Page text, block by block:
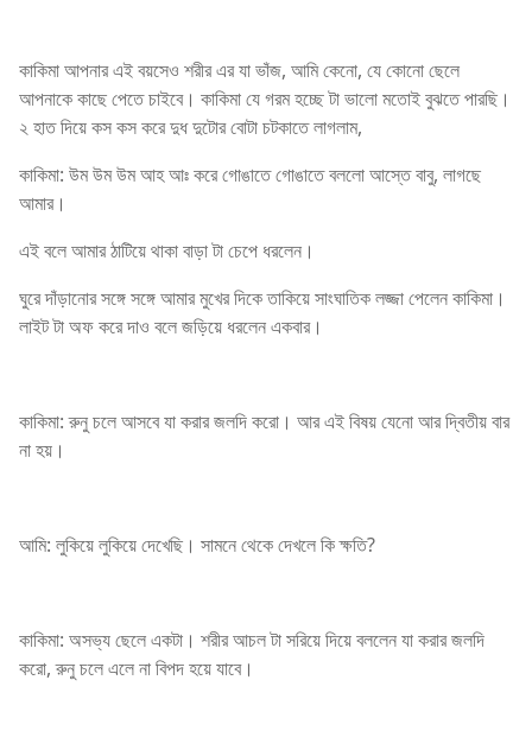
কাকিমা আপনার এই বয়সেও শরীর এর যা ভাঁজ, আমি কেনো, যে কোনো ছেলে
আপনাকে কাছে পেতে চাইবে। কাকিমা যে গরম হচ্ছে টা ভালো মতোই বুঝতে পারছি।
২ হাত দিয়ে কস কস করে দুধ দুটোর বোটা চটকাতে লাগলাম,
কাকিমা: উম উম উম আহ আঃ করে গোঙাতে গোঙাতে বললো আস্তে বাবু, লাগছে
আমার।
এই বলে আমার ঠাটিয়ে থাকা বাড়া টা চেপে ধরলেন।
ঘুরে দাঁড়ানোর সঙ্গে সঙ্গে আমার মুখের দিকে তাকিয়ে সাংঘাতিক লজ্জা পেলেন কাকিমা।
লাইট টা অফ করে দাও বলে জড়িয়ে ধরলেন একবার।
কাকিমা: রুনু চলে আসবে যা করার জলদি করো। আর এই বিষয় যেনো আর দ্বিতীয় বার
না হয়।
আমি: লুকিয়ে লুকিয়ে দেখেছি। সামনে থেকে দেখলে কি ক্ষতি?
কাকিমা: অসভ্য ছেলে একটা। শরীর আচল টা সরিয়ে দিয়ে বললেন যা করার জলদি
করো, রুনু চলে এলে না বিপদ হয়ে যাবে।